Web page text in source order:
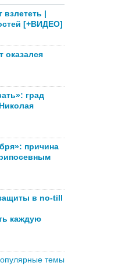
|
[+ВИДЕО]
оказался
град
причина
в no-till
каждую
темы